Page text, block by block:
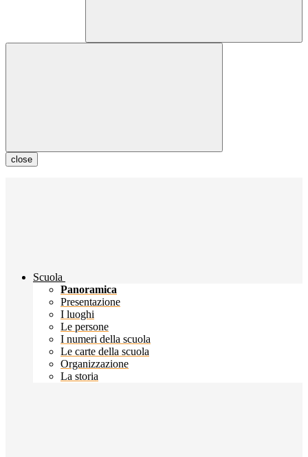
close
Scuola
Panoramica
Presentazione
I luoghi
Le persone
I numeri della scuola
Le carte della scuola
Organizzazione
La storia